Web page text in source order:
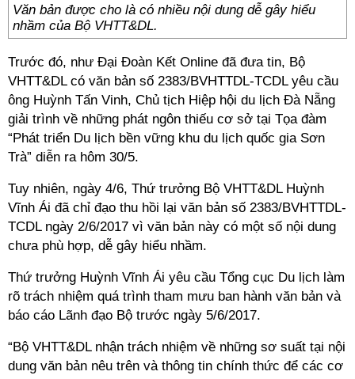
Văn bản được cho là có nhiều nội dung dễ gây hiểu
nhầm của Bộ VHTT&DL.
Trước đó, như Đại Đoàn Kết Online đã đưa tin, Bộ
VHTT&DL có văn bản số 2383/BVHTTDL-TCDL yêu cầu
ông Huỳnh Tấn Vinh, Chủ tịch Hiệp hội du lịch Đà Nẵng
giải trình về những phát ngôn thiếu cơ sở tại Tọa đàm
“Phát triển Du lịch bền vững khu du lịch quốc gia Sơn
Trà” diễn ra hôm 30/5.
Tuy nhiên, ngày 4/6, Thứ trưởng Bộ VHTT&DL Huỳnh
Vĩnh Ái đã chỉ đạo thu hồi lại văn bản số 2383/BVHTTDL-
TCDL ngày 2/6/2017 vì văn bản này có một số nội dung
chưa phù hợp, dễ gây hiểu nhầm.
Thứ trưởng Huỳnh Vĩnh Ái yêu cầu Tổng cục Du lịch làm
rõ trách nhiệm quá trình tham mưu ban hành văn bản và
báo cáo Lãnh đạo Bộ trước ngày 5/6/2017.
“Bộ VHTT&DL nhận trách nhiệm về những sơ suất tại nội
dung văn bản nêu trên và thông tin chính thức để các cơ